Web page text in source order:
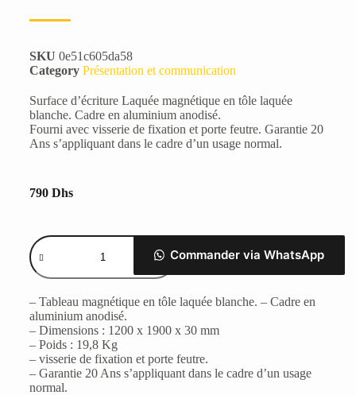
SKU 0e51c605da58
Category Présentation et communication
Surface d’écriture Laquée magnétique en tôle laquée
blanche. Cadre en aluminium anodisé.
Fourni avec visserie de fixation et porte feutre. Garantie 20
Ans s’appliquant dans le cadre d’un usage normal.
790 Dhs
Commander via WhatsApp
– Tableau magnétique en tôle laquée blanche. – Cadre en
aluminium anodisé.
– Dimensions : 1200 x 1900 x 30 mm
– Poids : 19,8 Kg
– visserie de fixation et porte feutre.
– Garantie 20 Ans s’appliquant dans le cadre d’un usage
normal.